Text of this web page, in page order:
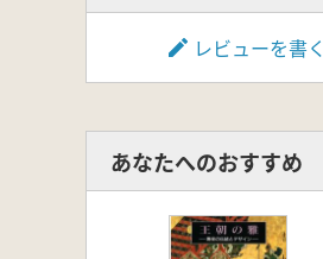
レビューを書く
あなたへのおすすめ